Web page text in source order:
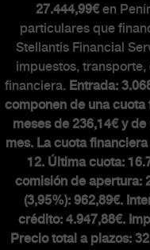
The
Asistencia y
Accesorios
MUNDO
Abarth
27.444,99€en
particulares que
Stellantis Financial
impuestos,
financiera. Entrada:
componen de una
meses de 236,14€ y
mes. La cuota
12. Última cuota:
comisión de apertura:
(3,95%): 962,89€.
crédito: 4.947,88€.
Precio total a plazos: